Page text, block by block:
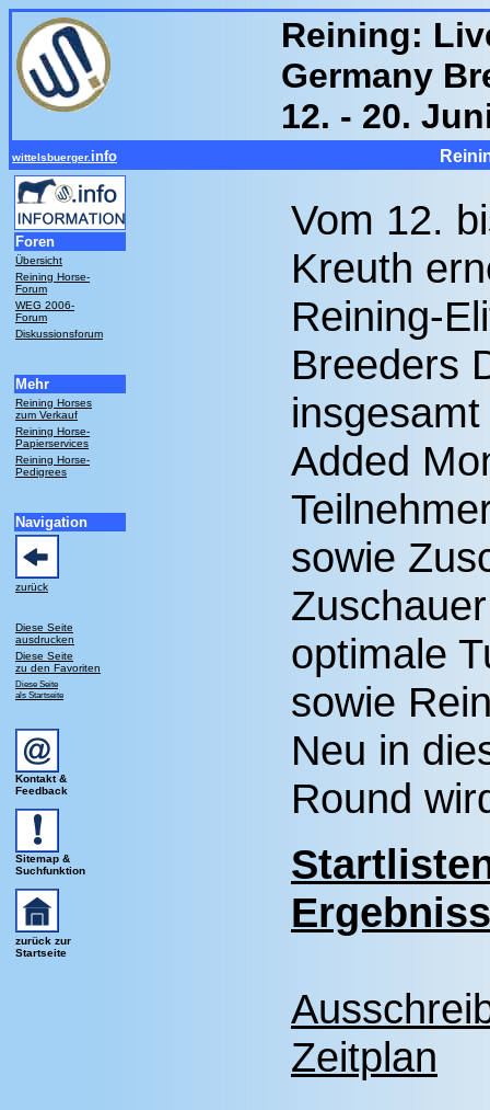
Reining:
Germany
12. - 20.
wittelsbuerger. info
Foren
Übersicht
Reining Horse-
Forum
WEG 2006-
Forum
Diskussionsforum
Mehr
Reining Horses
zum Verkauf
Reining Horse-
Papierservices
Reining Horse-
Pedigrees
Navigation
zurück
Diese Seite
ausdrucken
Diese Seite
zu den Favoriten
Diese Seite
als Startseite
Kontakt &
Feedback
Sitemap &
Suchfunktion
zurück zur
Startseite
Vom 12.
Kreuth
Reining-
Breeders
Added
sowie
optimale
sowie
Neu in
Round
Zeitplan